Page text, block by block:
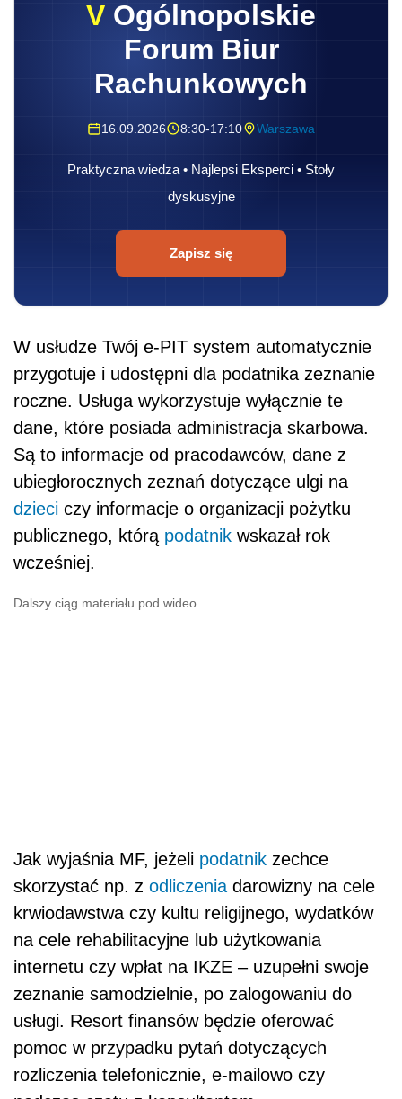
V Ogólnopolskie
Forum Biur
Rachunkowych
16.09.2026 8:30-17:10 Warszawa
Praktyczna wiedza • Najlepsi Eksperci • Stoły
dyskusyjne
Zapisz się
W usłudze Twój e-PIT system automatycznie
przygotuje i udostępni dla podatnika zeznanie
roczne. Usługa wykorzystuje wyłącznie te
dane, które posiada administracja skarbowa.
Są to informacje od pracodawców, dane z
ubiegłorocznych zeznań dotyczące ulgi na
dzieci czy informacje o organizacji pożytku
publicznego, którą podatnik wskazał rok
wcześniej.
Dalszy ciąg materiału pod wideo
Jak wyjaśnia MF, jeżeli podatnik zechce
skorzystać np. z odliczenia darowizny na cele
krwiodawstwa czy kultu religijnego, wydatków
na cele rehabilitacyjne lub użytkowania
internetu czy wpłat na IKZE – uzupełni swoje
zeznanie samodzielnie, po zalogowaniu do
usługi. Resort finansów będzie oferować
pomoc w przypadku pytań dotyczących
rozliczenia telefonicznie, e-mailowo czy